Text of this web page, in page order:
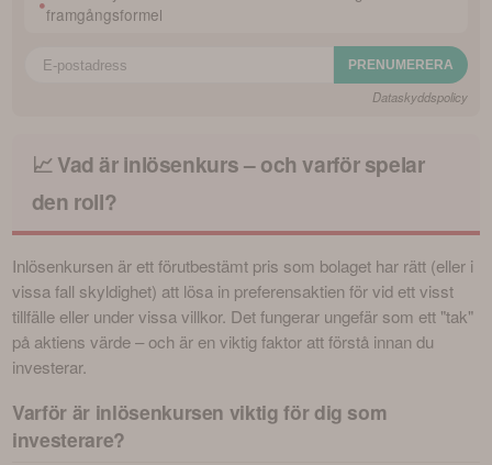
framgångsformel
Dataskyddspolicy
📈 Vad är inlösenkurs – och varför spelar
den roll?
Inlösenkursen är ett förutbestämt pris som bolaget har rätt (eller i
vissa fall skyldighet) att lösa in preferensaktien för vid ett visst
tillfälle eller under vissa villkor. Det fungerar ungefär som ett "tak"
på aktiens värde – och är en viktig faktor att förstå innan du
investerar.
Varför är inlösenkursen viktig för dig som
investerare?